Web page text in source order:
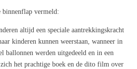
vermeld:
altijd een speciale aantrekkingskracht
kinderen kunnen weerstaan, wanneer in
ballonnen werden uitgedeeld en in een
het prachtige boek en de dito film over